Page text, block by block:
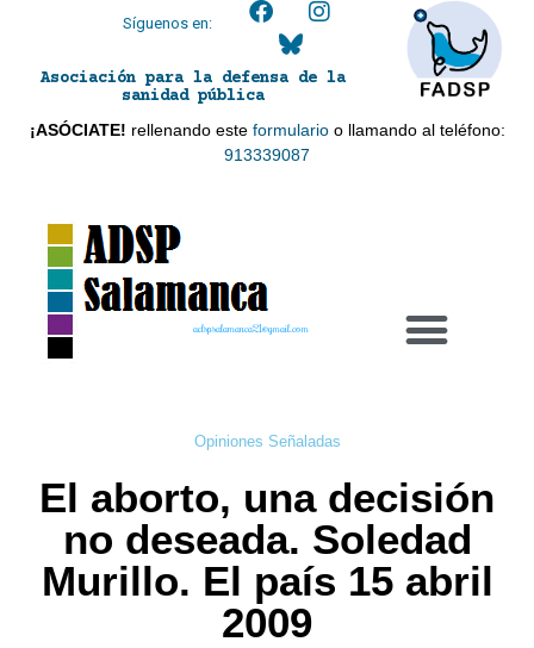
Síguenos en:
Asociación para la defensa de la
sanidad pública
¡ASÓCIATE! rellenando este formularioo llamando al teléfono:
913339087
adspsalamanca21@gmail.com
Opiniones Señaladas
El aborto, una decisión
no deseada. Soledad
Murillo. El país 15 abril
2009